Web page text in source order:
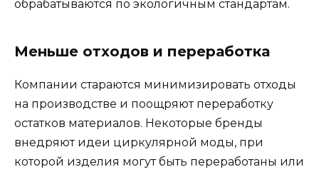
обрабатываются по экологичным стандартам.
Меньше отходов и переработка
Компании стараются минимизировать отходы
на производстве и поощряют переработку
остатков материалов. Некоторые бренды
внедряют идеи циркулярной моды, при
которой изделия могут быть переработаны или